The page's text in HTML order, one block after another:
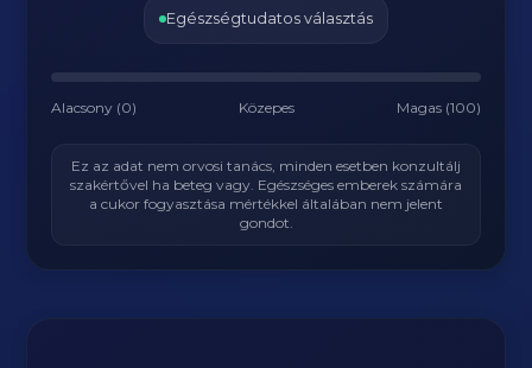
Egészségtudatos választás
Alacsony (0) Közepes Magas (100)
Ez az adat nem orvosi tanács, minden esetben konzultálj
szakértővel ha beteg vagy. Egészséges emberek számára
a cukor fogyasztása mértékkel általában nem jelent
gondot.